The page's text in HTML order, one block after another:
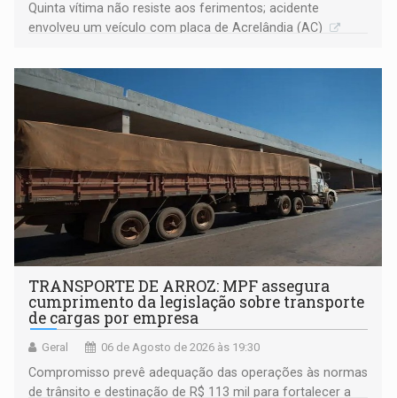
Quinta vítima não resiste aos ferimentos; acidente
envolveu um veículo com placa de Acrelândia (AC)
TRANSPORTE DE ARROZ: MPF assegura
cumprimento da legislação sobre transporte
de cargas por empresa
Geral 06 de Agosto de 2026 às 19:30
Compromisso prevê adequação das operações às normas
de trânsito e destinação de R$ 113 mil para fortalecer a